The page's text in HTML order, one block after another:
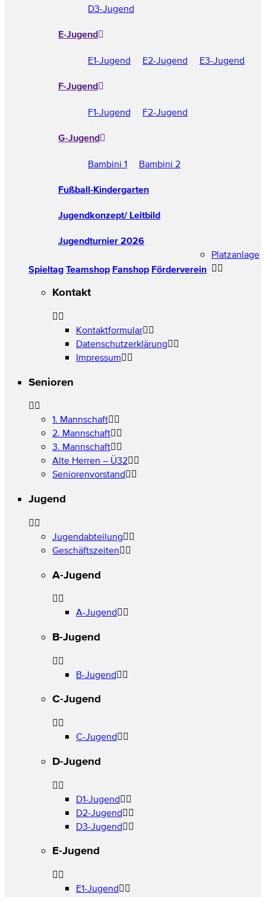
D3-Jugend
E-Jugend
E1-Jugend E2-Jugend E3-Jugend
F-Jugend
F1-Jugend F2-Jugend
G-Jugend
Bambini 1 Bambini 2
Fußball-Kindergarten
Jugendkonzept/ Leitbild
Jugendturnier 2026
Spieltag Teamshop Fanshop Förderverein
Platzanlage
Kontakt
Kontaktformular
Datenschutzerklärung
Impressum
Senioren
1. Mannschaft
2. Mannschaft
3. Mannschaft
Alte Herren – Ü32
Seniorenvorstand
Jugend
Jugendabteilung
Geschäftszeiten
A-Jugend
A-Jugend
B-Jugend
B-Jugend
C-Jugend
C-Jugend
D-Jugend
D1-Jugend
D2-Jugend
D3-Jugend
E-Jugend
E1-Jugend